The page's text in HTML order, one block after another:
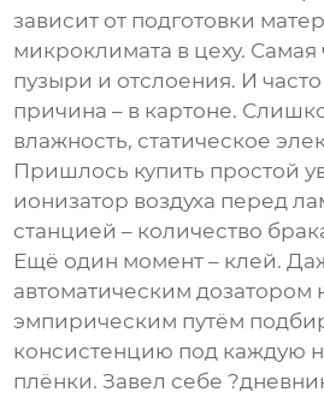
зависит от подготовки
микроклимата в цеху. Самая
пузыри и отслоения. И
причина – в картоне.
влажность, статическое
Пришлось купить простой
ионизатор воздуха перед
станцией – количество
Ещё один момент – клей.
автоматическим дозатором
эмпирическим путём
консистенцию под каждую
плёнки. Завел себе